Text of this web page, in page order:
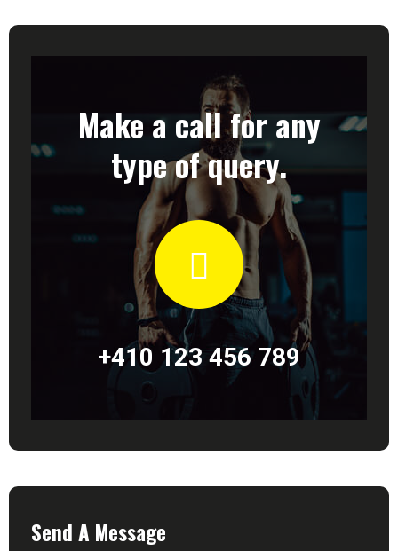
Make a call for any
type of query.
+410 123 456 789
Send A Message